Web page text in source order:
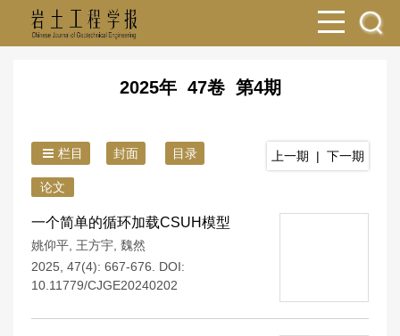
2025年 47卷 第4期
栏目 封面 目录 上一期 | 下一期
论文
一个简单的循环加载CSUH模型
姚仰平 王方宇 魏然
2025, 47(4): 667-676.
DOI:
10.11779/CJGE20240202